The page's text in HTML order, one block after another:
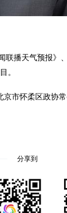
联播天气预报》
。
市怀柔区政协
分享到